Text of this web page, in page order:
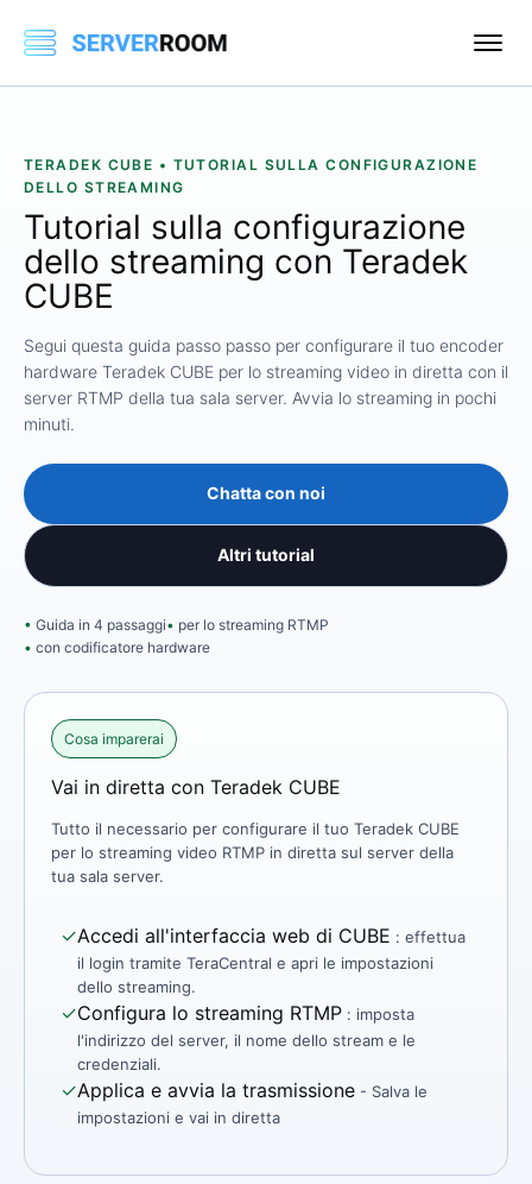
TERADEK CUBE • TUTORIAL SULLA CONFIGURAZIONE
DELLO STREAMING
Tutorial sulla configurazione
dello streaming con Teradek
CUBE
Segui questa guida passo passo per configurare il tuo encoder
hardware Teradek CUBE per lo streaming video in diretta con il
server RTMP della tua sala server. Avvia lo streaming in pochi
minuti.
Chatta con noi
Altri tutorial
Guida in 4 passaggi
per lo streaming RTMP
con codificatore hardware
Cosa imparerai
Vai in diretta con Teradek CUBE
Tutto il necessario per configurare il tuo Teradek CUBE
per lo streaming video RTMP in diretta sul server della
tua sala server.
✓Accedi all'interfaccia web di CUBE : effettua
il login tramite TeraCentral e apri le impostazioni
dello streaming.
✓Configura lo streaming RTMP : imposta
l'indirizzo del server, il nome dello stream e le
credenziali.
✓Applica e avvia la trasmissione - Salva le
impostazioni e vai in diretta